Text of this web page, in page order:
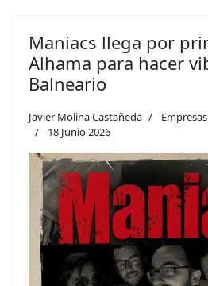
Maniacs llega por
Alhama para hacer
Balneario
Javier Molina Castañeda
18 Junio 2026